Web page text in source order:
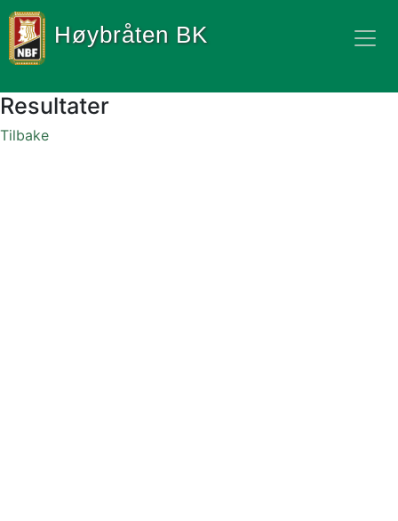
Høybråten BK
Resultater
Tilbake